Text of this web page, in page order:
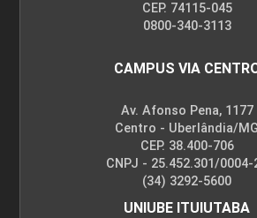
CEP. 74115-045
0800-340-3113
CAMPUS VIA
Av. Afonso Pena, 1177
Centro - Uberlândia/MG
CEP. 38.400-706
CNPJ - 25.452.301/0004-
(34) 3292-5600
UNIUBE ITUIUTABA